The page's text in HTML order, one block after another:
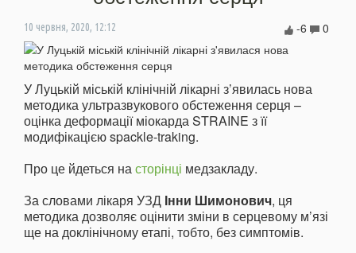
10 червня, 2020, 12:12 0
-6
У Луцькій міській клінічній лікарні з’явилась нова
методика ультразвукового обстеження серця –
оцінка деформації міокарда STRAINE з її
модифікацією spackle-traking.
Про це йдеться насторінці медзакладу.
За словами лікаря УЗД Інни Шимонович, ця
методика дозволяє оцінити зміни в серцевому м’язі
ще на доклінічному етапі, тобто, без симптомів.